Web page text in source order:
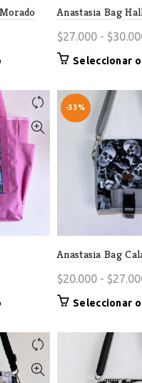
página
de
producto
Anastasia Bag
$27.000 - $
Seleccionar
-33%
Anastasia Bag
$20.000 - $
Seleccionar